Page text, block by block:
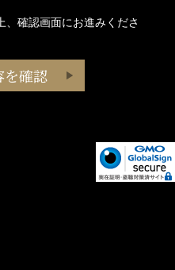
、確認画面にお進みくださ